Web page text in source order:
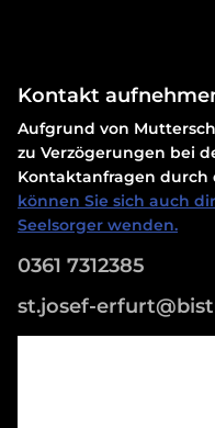
Kontakt
Aufgrund von
zu Verzögerungen bei
Kontaktanfragen durch
können Sie sich auch
Seelsorger wenden.
0361 7312385
st.josef-